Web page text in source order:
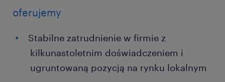
oferujemy
Stabilne zatrudnienie w firmie z
kilkunastoletnim doświadczeniem i
ugruntowaną pozycją na rynku lokalnym